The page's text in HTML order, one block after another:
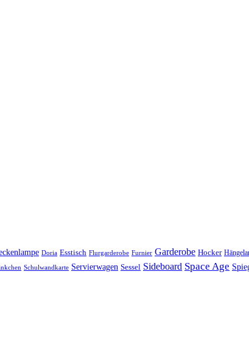
Doria Esstisch Flurgarderobe Furnier Garderobe Hocker
Schulwandkarte Servierwagen Sessel Sideboard Space Age